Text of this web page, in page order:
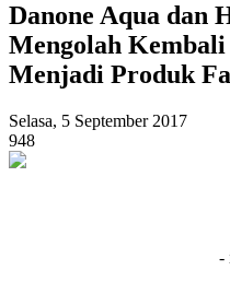
Danone Aqua dan
Mengolah Kembali
Menjadi Produk
Selasa, 5 September 2017
948
-